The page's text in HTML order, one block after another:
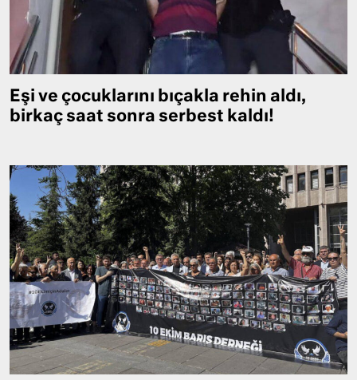
Eşi ve çocuklarını bıçakla rehin aldı,
birkaç saat sonra serbest kaldı!